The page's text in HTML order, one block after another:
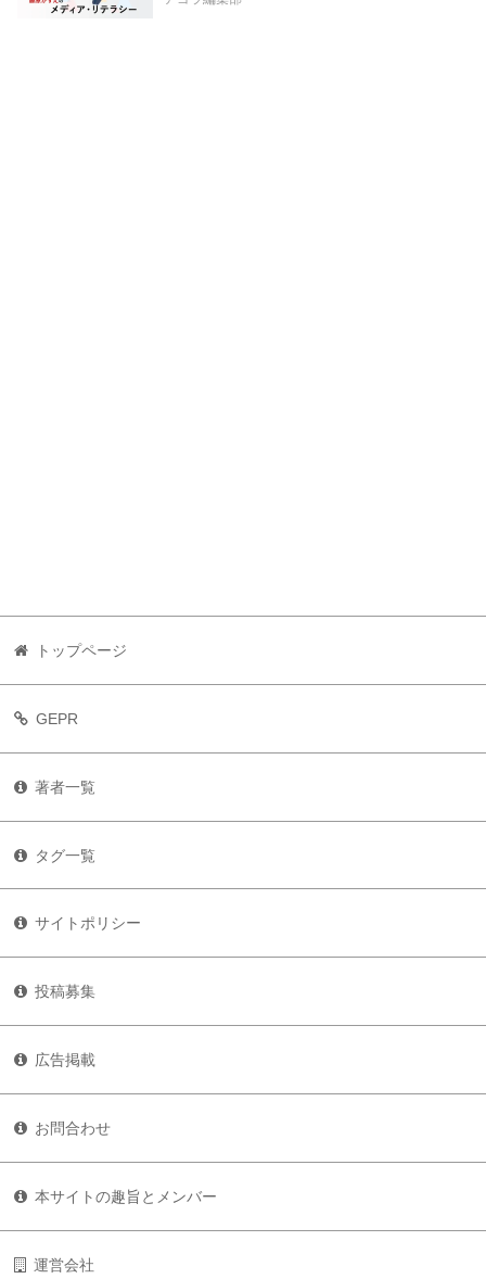
トップページ
GEPR
著者一覧
タグ一覧
サイトポリシー
投稿募集
広告掲載
お問合わせ
本サイトの趣旨とメンバー
運営会社